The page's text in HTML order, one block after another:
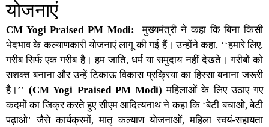
योजनाएं
CM Yogi Praised PM Modi:
मुख्यमंत्री ने कहा कि बिना किसी
भेदभाव के कल्याणकारी योजनाएं लागू की गई हैं। उन्होंने कहा, ‘‘हमारे लिए,
गरीब सिर्फ एक गरीब है। हम जाति, धर्म या समुदाय नहीं देखते। गरीबों को
सशक्त बनाना और उन्हें टिकाऊ विकास प्रक्रिया का हिस्सा बनाना जरूरी
है।’’ (CM Yogi Praised PM Modi)महिलाओं के लिए उठाए गए
कदमों का जिक्र करते हुएसीएम आदित्यनाथने कहा कि ‘बेटी बचाओ, बेटी
पढ़ाओ’ जैसे कार्यक्रमों, मातृ कल्याण योजनाओं, महिला स्वयं-सहायता